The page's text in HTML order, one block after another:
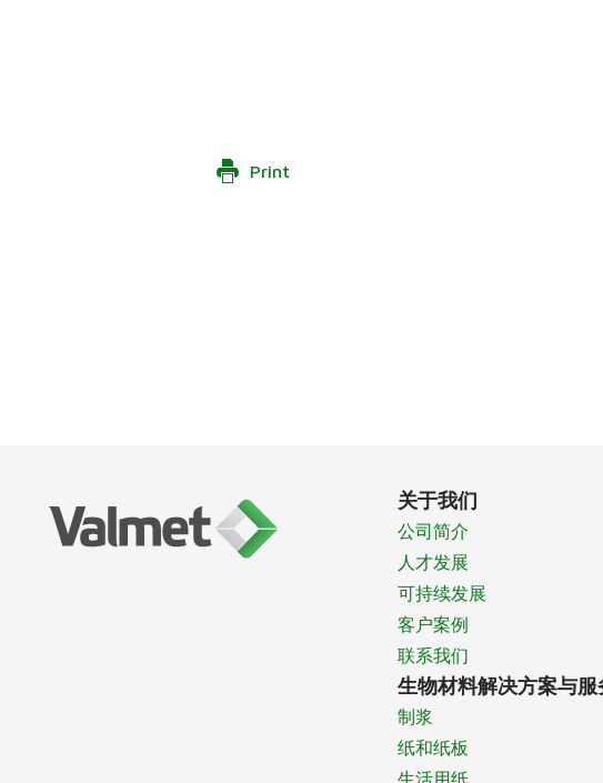
Print
关于我们
公司简介
人才发展
可持续发展
客户案例
联系我们
生物材料解决方案与服
制浆
纸和纸板
生活用纸